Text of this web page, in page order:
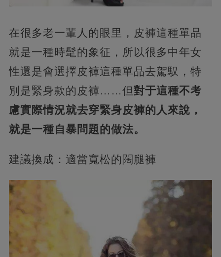
在很多老一輩人的眼里，皮褲這種單品
就是一種時髦的象征，所以很多中年女
性還是會選擇皮褲這種單品去駕馭，特
別是緊身款的皮褲……但對于這種不考
慮實際情況就去穿緊身皮褲的人來說，
就是一種自暴問題的做法。
建議換成：適當寬松的闊腿褲